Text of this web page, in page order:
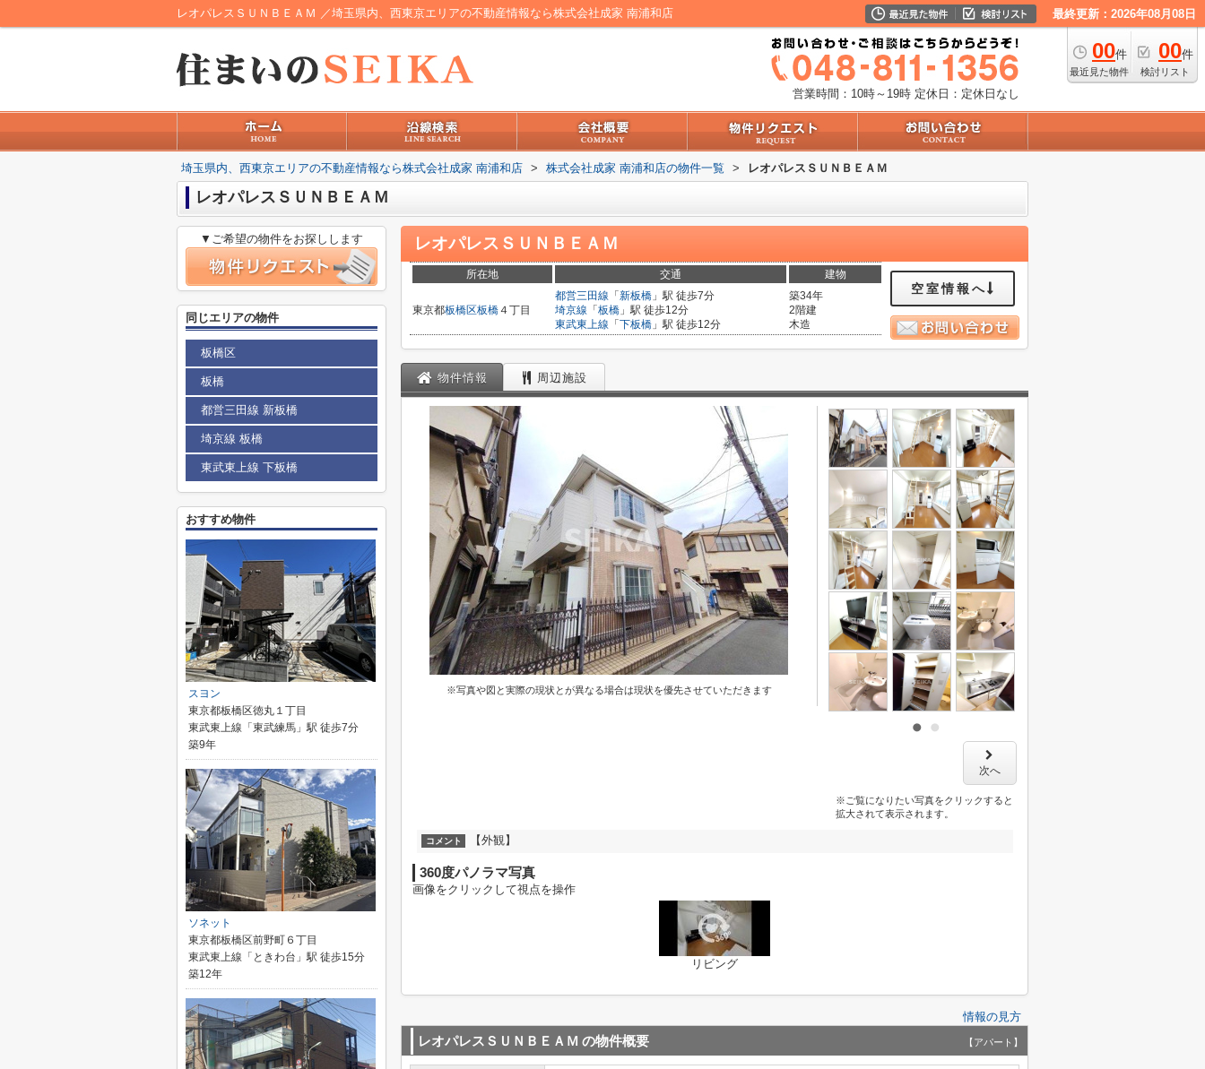
レオパレスＳＵＮＢＥＡＭ ／埼玉県内、西東京エリアの不動産情報なら株式会社成家 南浦和店 最終更新：2026年08月08日
00件
最近見た物件
00件
検討リスト
営業時間：10時～19時 定休日：定休日なし
埼玉県内、西東京エリアの不動産情報なら株式会社成家 南浦和店 > 株式会社成家 南浦和店の物件一覧 > レオパレスＳＵＮＢＥＡＭ
レオパレスＳＵＮＢＥＡＭ
レオパレスＳＵＮＢＥＡＭ
所在地 交通 建物
東京都板橋区板橋４丁目
都営三田線 「 新板橋 」駅 徒歩7分
埼京線 「 板橋 」駅 徒歩12分
東武東上線 「 下板橋 」駅 徒歩12分
築34年
2階建
木造
空室情報へ
物件情報 周辺施設
※写真や図と実際の現状とが異なる場合は現状を優先させていただきます
次へ
※ご覧になりたい写真をクリックすると
拡大されて表示されます。
コメント 【外観】
360度パノラマ写真
画像をクリックして視点を操作
リビング
情報の見方
レオパレスＳＵＮＢＥＡＭ の物件概要 【アパート】
▼ご希望の物件をお探しします
同じエリアの物件
板橋区
板橋
都営三田線 新板橋
埼京線 板橋
東武東上線 下板橋
おすすめ物件
スヨン
東京都板橋区徳丸１丁目
東武東上線「東武練馬」駅 徒歩7分
築9年
ソネット
東京都板橋区前野町６丁目
東武東上線「ときわ台」駅 徒歩15分
築12年